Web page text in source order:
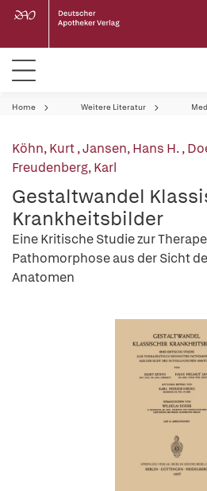
Home Weitere Literatur
Köhn, Kurt,Jansen, Hans H.,
Freudenberg, Karl
Gestaltwandel
Krankheitsbilder
Eine Kritische Studie zur
Pathomorphose aus der Sicht
Anatomen